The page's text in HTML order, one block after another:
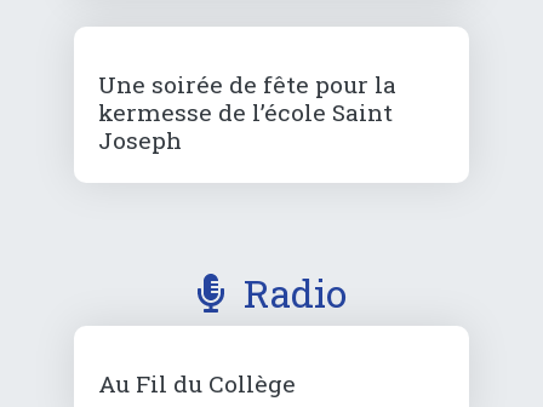
Une soirée de fête pour la
kermesse de l’école Saint
Joseph
Radio
Au Fil du Collège